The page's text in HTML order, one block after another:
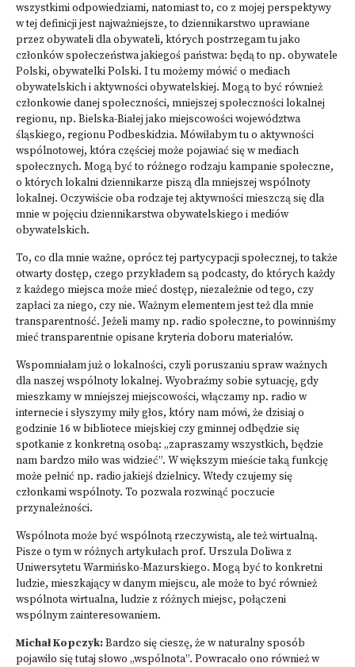
wszystkimi odpowiedziami, natomiast to, co z mojej perspektywy
w tej definicji jest najważniejsze, to dziennikarstwo uprawiane
przez obywateli dla obywateli, których postrzegam tu jako
członków społeczeństwa jakiegoś państwa: będą to np. obywatele
Polski, obywatelki Polski. I tu możemy mówić o mediach
obywatelskich i aktywności obywatelskiej. Mogą to być również
członkowie danej społeczności, mniejszej społeczności lokalnej
regionu, np. Bielska-Białej jako miejscowości województwa
śląskiego, regionu Podbeskidzia. Mówiłabym tu o aktywności
wspólnotowej, która częściej może pojawiać się w mediach
społecznych. Mogą być to różnego rodzaju kampanie społeczne,
o których lokalni dziennikarze piszą dla mniejszej wspólnoty
lokalnej. Oczywiście oba rodzaje tej aktywności mieszczą się dla
mnie w pojęciu dziennikarstwa obywatelskiego i mediów
obywatelskich.
To, co dla mnie ważne, oprócz tej partycypacji społecznej, to także
otwarty dostęp, czego przykładem są podcasty, do których każdy
z każdego miejsca może mieć dostęp, niezależnie od tego, czy
zapłaci za niego, czy nie. Ważnym elementem jest też dla mnie
transparentność. Jeżeli mamy np. radio społeczne, to powinniśmy
mieć transparentnie opisane kryteria doboru materiałów.
Wspomniałam już o lokalności, czyli poruszaniu spraw ważnych
dla naszej wspólnoty lokalnej. Wyobraźmy sobie sytuację, gdy
mieszkamy w mniejszej miejscowości, włączamy np. radio w
internecie i słyszymy miły głos, który nam mówi, że dzisiaj o
godzinie 16 w bibliotece miejskiej czy gminnej odbędzie się
spotkanie z konkretną osobą: „zapraszamy wszystkich, będzie
nam bardzo miło was widzieć”. W większym mieście taką funkcję
może pełnić np. radio jakiejś dzielnicy. Wtedy czujemy się
członkami wspólnoty. To pozwala rozwinąć poczucie
przynależności.
Wspólnota może być wspólnotą rzeczywistą, ale też wirtualną.
Pisze o tym w różnych artykułachprof. Urszula Doliwa z
Uniwersytetu Warmińsko-Mazurskiego. Mogą być to konkretni
ludzie, mieszkający w danym miejscu, ale może to być również
wspólnota wirtualna, ludzie z różnych miejsc, połączeni
wspólnym zainteresowaniem.
Michał Kopczyk:Bardzo się cieszę, że w naturalny sposób
pojawiło się tutaj słowo „wspólnota”. Powracało ono również w